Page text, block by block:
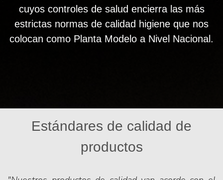
cuyos controles de salud encierra las más
estrictas normas de calidad higiene que nos
colocan como Planta Modelo a Nivel Nacional.
Estándares de calidad de
productos